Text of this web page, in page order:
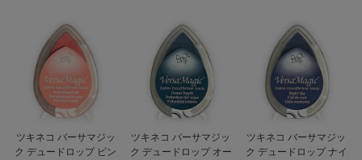
ツキネコ バーサマジッ
ク デュードロップ ピン
ツキネコ バーサマジッ
ク デュードロップ オー
ツキネコ バーサマジッ
ク デュードロップ ナイ